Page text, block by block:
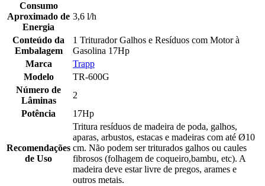
Consumo
Aproximado de
Energia
3,6 l/h
Conteúdo da
Embalagem
1 Triturador Galhos e Resíduos com Motor à
Gasolina 17Hp
Marca
Trapp
Modelo
TR-600G
Número de
Lâminas
2
Potência
17Hp
Recomendações
de Uso
Tritura resíduos de madeira de poda, galhos,
aparas, arbustos, estacas e madeiras com até Ø10
cm. Não podem ser triturados galhos ou caules
fibrosos (folhagem de coqueiro,bambu, etc). A
madeira deve estar livre de pregos, arames e
outros metais.